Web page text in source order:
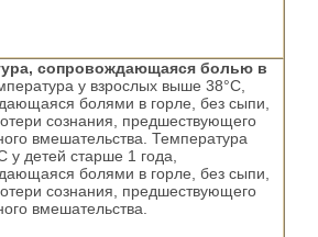
сопровождающаяся болью в
у взрослых выше 38°С,
болями в горле, без сыпи,
сознания, предшествующего
вмешательства. Температура
у детей старше 1 года,
болями в горле, без сыпи,
сознания, предшествующего
вмешательства.